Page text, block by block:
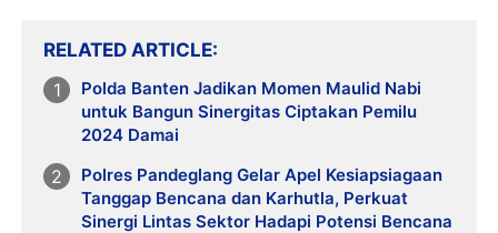
RELATED ARTICLE
Polda Banten Jadikan Momen Maulid Nabi
untuk Bangun Sinergitas Ciptakan Pemilu
2024 Damai
Polres Pandeglang Gelar Apel Kesiapsiagaan
Tanggap Bencana dan Karhutla, Perkuat
Sinergi Lintas Sektor Hadapi Potensi Bencana